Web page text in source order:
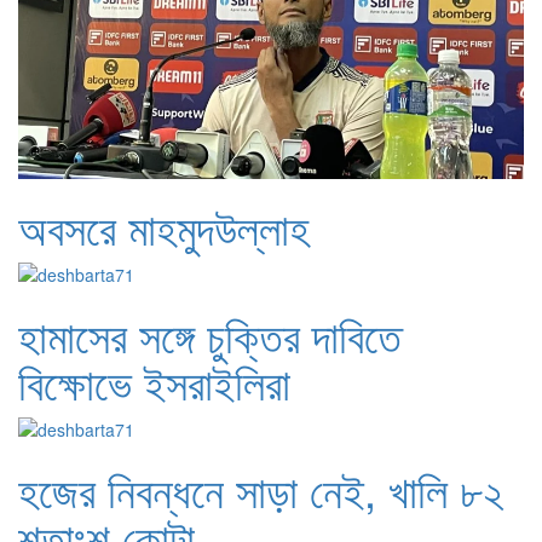
অবসরে মাহমুদউল্লাহ
হামাসের সঙ্গে চুক্তির দাবিতে
বিক্ষোভে ইসরাইলিরা
হজের নিবন্ধনে সাড়া নেই, খালি ৮২